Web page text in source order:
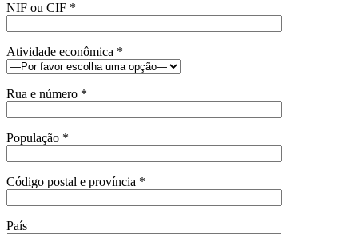
NIF ou CIF *
Atividade econômica *
Rua e número *
População *
Código postal e província *
País